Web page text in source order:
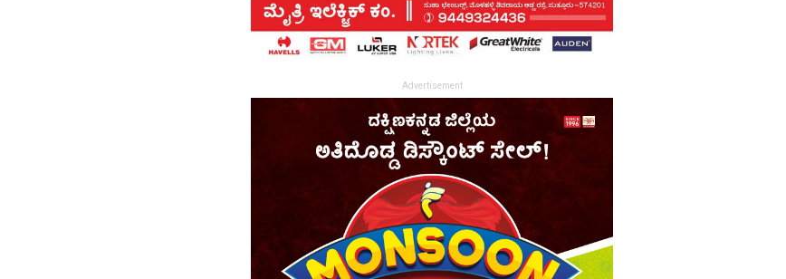
Advertisement